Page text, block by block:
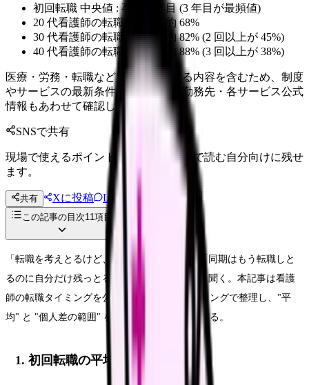
初回転職 中央値 : 卒後 3 年目 (3 年目が最頻値)
20 代看護師の転職経験率 : 約 68%
30 代看護師の転職経験率 : 約 82% (2 回以上が 45%)
40 代看護師の転職経験率 : 約 88% (3 回以上が 38%)
医療・労務・転職など判断に影響する内容を含むため、制度
やサービスの最新条件は公的機関・勤務先・各サービス公式
情報もあわせて確認してください。
SNSで共有
現場で使えるポイントを、同僚やあとで読む自分向けに残せ
ます。
共有 Xに投稿 LINE
投稿文コピー
この記事の目次11項目
「転職を考えとるけど、今動くべきか迷う」「同期はもう転職しと
るのに自分だけ残っとる」——こんな声をよく聞く。本記事は看護
師の転職タイミングを公的データ + 現場ヒアリングで整理し、"平
均" と "個人差の範囲" を客観視できるようにする。
1. 初回転職の平均は 3.8 年目